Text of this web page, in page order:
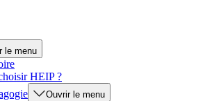
le menu
HEIP ?
Ouvrir le menu